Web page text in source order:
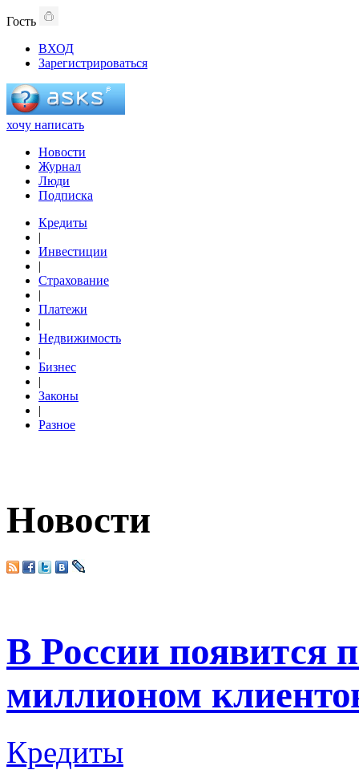
Гость
ВХОД
Зарегистрироваться
хочу написать
Новости
Журнал
Люди
Подписка
Кредиты
|
Инвестиции
|
Страхование
|
Платежи
|
Недвижимость
|
Бизнес
|
Законы
|
Разное
Новости
В России появится
миллионом
Кредиты